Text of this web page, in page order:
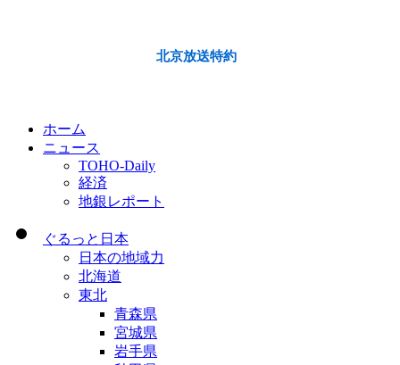
北京放送特約
ホーム
ニュース
TOHO-Daily
経済
地銀レポート
ぐるっと日本
日本の地域力
北海道
東北
青森県
宮城県
岩手県